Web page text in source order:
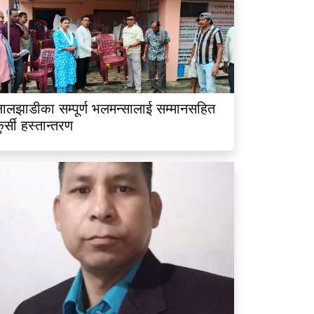
सम्पूर्ण भलमन्सालाई सम्मानसहित
हस्तान्तरण